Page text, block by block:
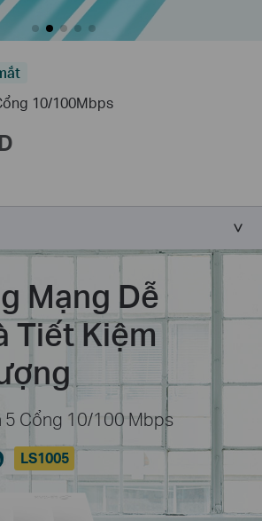
10/100Mbps
Mạng Dễ
Tiết Kiệm
5 Cổng 10/100 Mbps
LS1005